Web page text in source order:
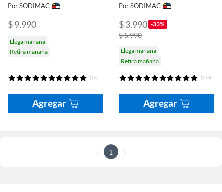
Por SODIMAC
$ 9.990
Llega mañana
Retira mañana
(16)
Agregar
Por SODIMAC
$ 3.990 -33%
$ 5.990
Llega mañana
Retira mañana
(176)
Agregar
1